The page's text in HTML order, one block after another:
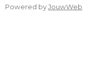
Powered byJouwWeb